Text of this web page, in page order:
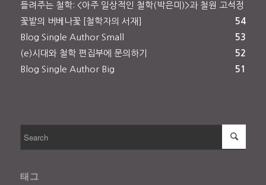
들려주는 철학: <아주 일상적인 철학(박은미)>과 철원 고석정
꽃밭의 버베나꽃 [철학자의 서재]
54
Blog Single Author Small
53
(e)시대와 철학 편집부에 문의하기
52
Blog Single Author Big
51
태그